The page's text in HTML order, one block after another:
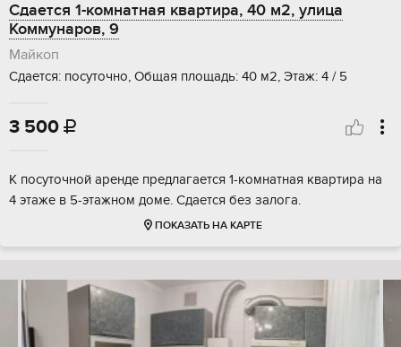
Сдается 1-комнатная квартира, 40 м2, улица
Коммунаров, 9
Майкоп
Сдается: посуточно, Общая площадь: 40 м2, Этаж: 4 / 5
3 500 
К посуточной аренде предлагается 1-комнатная квартира на
4 этаже в 5-этажном доме. Сдается без залога.
ПОКАЗАТЬ НА КАРТЕ